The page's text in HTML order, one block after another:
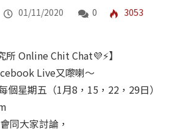
01/11/2020 0 3053
所 Online Chit Chat💜⚡】
Live又嚟喇～
個星期五（1月8，15，22，29日）
同大家討論，